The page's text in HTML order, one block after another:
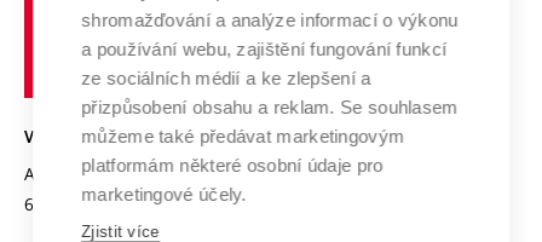
Transfer znalostí
Open Science
Projekty
Projekty ze strukturálních fondů
Specifický výzkum
Mezinárodní dohody
Univerzitní sítě
Udržitelná univerzita
Podnikavá univerzita / ContriBUTe
Bezpečná univerzita
Vyznamenání
Organizační struktura
učení
technické
Brně
VYSOKÉ UČENÍ TECHNICKÉ V BRNĚ
Antonínská 548/1
602 00 Brno
www.vut.cz
vut@vutbr.cz
shromažďování a analýze informací o výkonu
a používání webu, zajištění fungování funkcí
ze sociálních médií a ke zlepšení a
přizpůsobení obsahu a reklam. Se souhlasem
můžeme také předávat marketingovým
platformám některé osobní údaje pro
marketingové účely.
Zjistit více